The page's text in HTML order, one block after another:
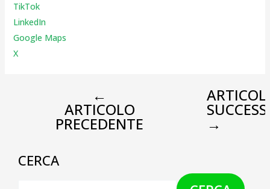
TikTok
LinkedIn
Google Maps
X
←
ARTICOLO
PRECEDENTE →
CERCA